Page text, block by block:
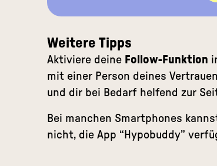
Weitere Tipps
Aktiviere deine Follow-Funktion
mit einer Person deines
und dir bei Bedarf helfend zur
Bei manchen Smartphones
nicht, die App “Hypobuddy”